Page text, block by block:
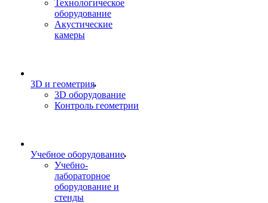
Технологическое
оборудование
Акустические
камеры
3D и геометрия
3D оборудование
Контроль геометрии
Учебное оборудование
Учебно-
лабораторное
оборудование и
стенды